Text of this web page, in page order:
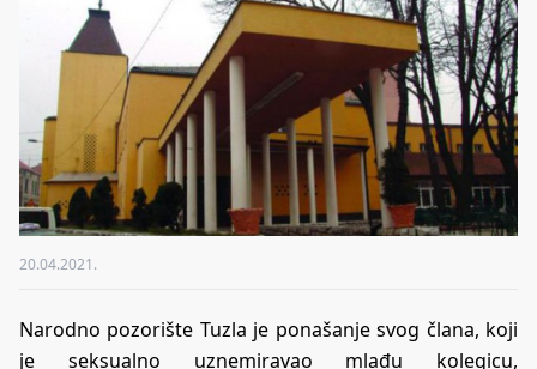
20.04.2021.
Narodno pozorište Tuzla je ponašanje svog člana, koji
je seksualno uznemiravao mlađu kolegicu,